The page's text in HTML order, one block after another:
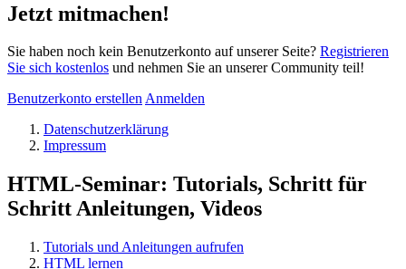
Jetzt mitmachen!
Sie haben noch kein Benutzerkonto auf unserer Seite? Registrieren
Sie sich kostenlos und nehmen Sie an unserer Community teil!
Benutzerkonto erstellenAnmelden
Datenschutzerklärung
Impressum
HTML-Seminar: Tutorials, Schritt für
Schritt Anleitungen, Videos
Tutorials und Anleitungen aufrufen
HTML lernen